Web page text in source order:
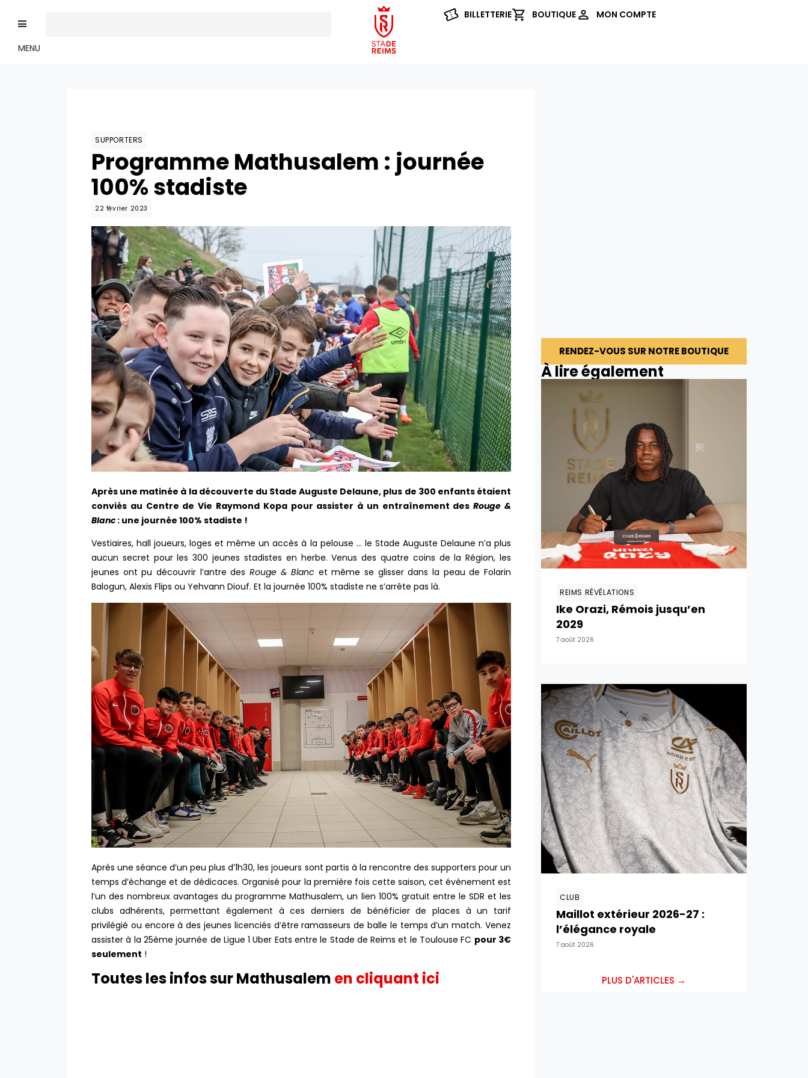
MENU
BILLETTERIE BOUTIQUE MON COMPTE
SUPPORTERS
Programme Mathusalem : journée
100% stadiste
22 février 2023
Après une matinée à la découverte du Stade Auguste Delaune, plus de 300 enfants étaient
conviés au Centre de Vie Raymond Kopa pour assister à un entraînement desRouge &
Blanc: une journée 100% stadiste !
Vestiaires, hall joueurs, loges et même un accès à la pelouse … le Stade Auguste Delaune n’a plus
aucun secret pour les 300 jeunes stadistes en herbe. Venus des quatre coins de la Région, les
jeunes ont pu découvrir l’antre des Rouge & Blanc et même se glisser dans la peau de Folarin
Balogun, Alexis Flips ou Yehvann Diouf. Et la journée 100% stadiste ne s’arrête pas là.
Après une séance d’un peu plus d’1h30, les joueurs sont partis à la rencontre des supporters pour un
temps d’échange et de dédicaces. Organisé pour la première fois cette saison, cet évènement est
l’un des nombreux avantages du programme Mathusalem, un lien 100% gratuit entre le SDR et les
clubs adhérents, permettant également à ces derniers de bénéficier de places à un tarif
privilégié ou encore à des jeunes licenciés d’être ramasseurs de balle le temps d’un match. Venez
assister à la 25ème journée de Ligue 1 Uber Eats entre le Stade de Reims et le Toulouse FC pour 3€
seulement !
Toutes les infos sur Mathusalem en cliquant ici
RENDEZ-VOUS SUR NOTRE BOUTIQUE
À lire également
REIMS RÉVÉLATIONS
Ike Orazi, Rémois jusqu’en
2029
7 août 2026
CLUB
Maillot extérieur 2026-27 :
l’élégance royale
7 août 2026
PLUS D'ARTICLES →